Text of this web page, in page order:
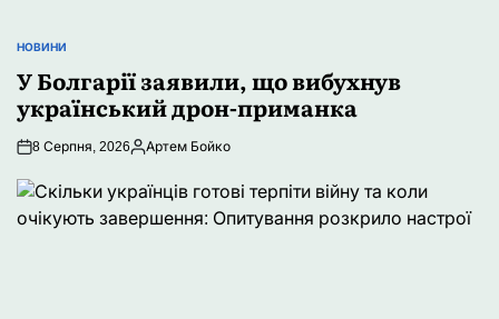
ОПУБЛІКУВАТИ
НОВИНИ
У Болгарії заявили, що вибухнув
український дрон-приманка
8 Серпня, 2026
Опубліковано
Артем Бойко